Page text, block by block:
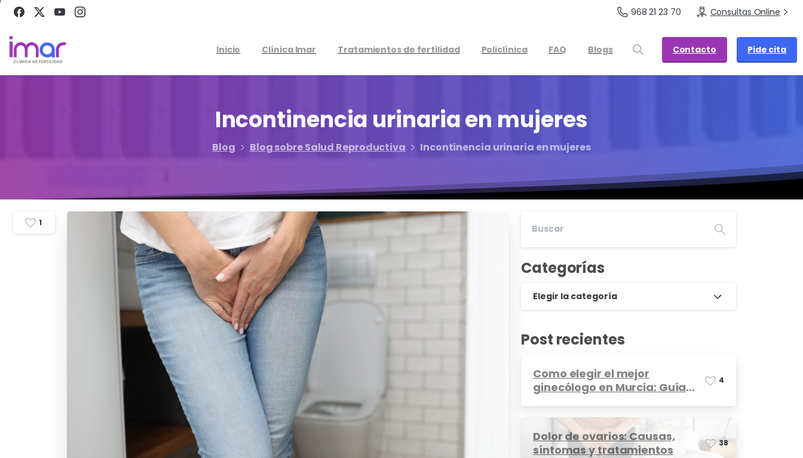
968 21 23 70 Consultas Online
Inicio Clínica Imar Tratamientos de fertilidad Policlínica FAQ Blogs Contacto Pide cita
Incontinencia urinariaen mujeres
Blog Blog sobre Salud Reproductiva Incontinencia urinaria en mujeres
1
Categorías
Elegir la categoría
Post recientes
Como elegir el mejor
ginecólogo en Murcia: Guía
4
Dolor de ovarios: Causas,
síntomas y tratamientos
38